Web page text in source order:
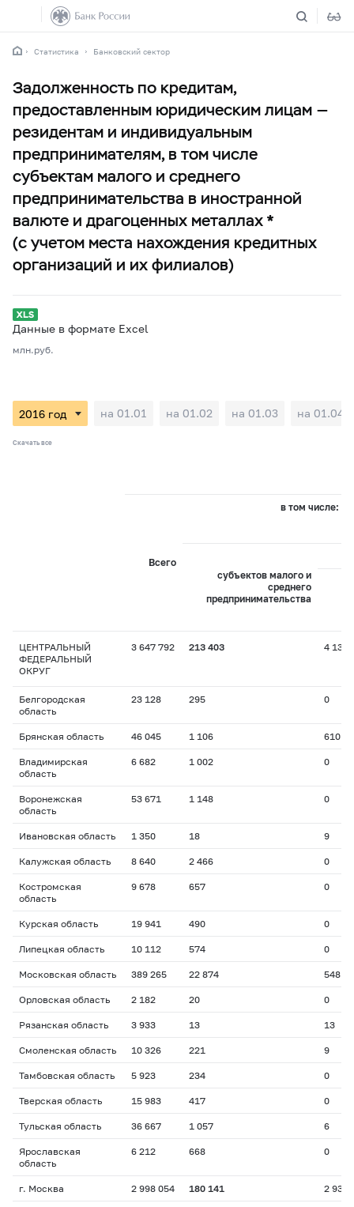
Статистика Банковский сектор
Задолженность по кредитам,
предоставленным юридическим лицам —
резидентам и индивидуальным
предпринимателям, в том числе
субъектам малого и среднего
предпринимательства в иностранной
валюте и драгоценных металлах *
(с учетом места нахождения кредитных
организаций и их филиалов)
Данные в формате Excel
млн.руб.
на 01.01 на 01.02 на 01.03 на 01.04
Скачать все
Всего
в том числе:
субъектов малого и
среднего
предпринимательства
ЦЕНТРАЛЬНЫЙ
ФЕДЕРАЛЬНЫЙ
ОКРУГ
3 647 792 213 403 4 132
Белгородская
область
23 128 295 0
Брянская область 46 045 1 106 610
Владимирская
область
6 682 1 002 0
Воронежская
область
53 671 1 148 0
Ивановская область 1 350 18 9
Калужская область 8 640 2 466 0
Костромская
область
9 678 657 0
Курская область 19 941 490 0
Липецкая область 10 112 574 0
Московская область 389 265 22 874 548
Орловская область 2 182 20 0
Рязанская область 3 933 13 13
Смоленская область 10 326 221 9
Тамбовская область 5 923 234 0
Тверская область 15 983 417 0
Тульская область 36 667 1 057 6
Ярославская
область
6 212 668 0
г. Москва 2 998 054 180 141 2 939